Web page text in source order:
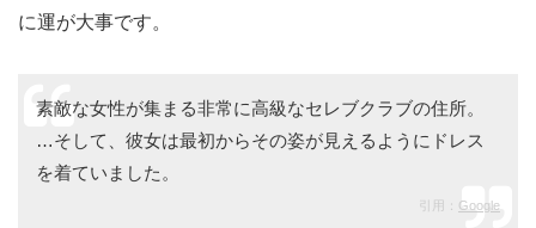
に運が大事です。
素敵な女性が集まる非常に高級なセレブクラブの住所。
…そして、彼女は最初からその姿が見えるようにドレス
を着ていました。
引用： Google